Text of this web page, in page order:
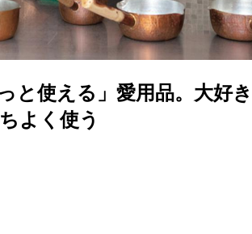
と使える」愛用品。大好
よく使う